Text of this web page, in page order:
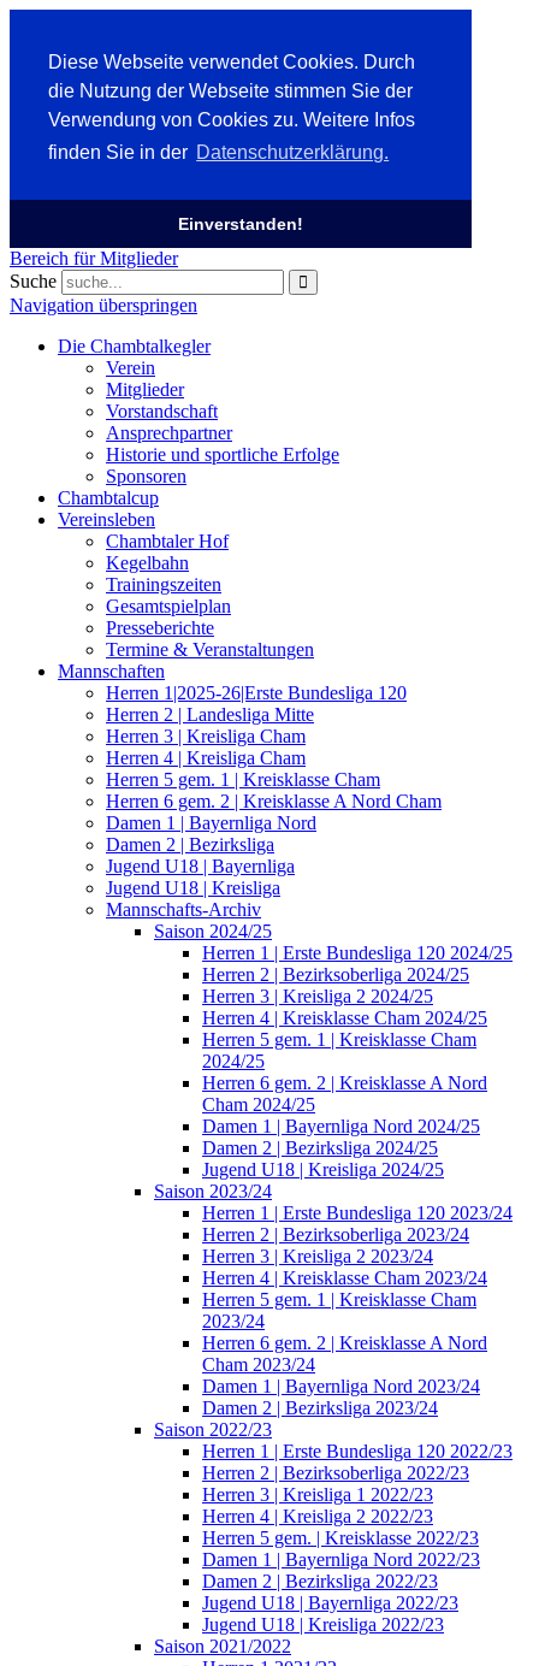
Diese Webseite verwendet Cookies. Durch
die Nutzung der Webseite stimmen Sie der
Verwendung von Cookies zu. Weitere Infos
finden Sie in der Datenschutzerklärung.
Einverstanden!
Bereich für Mitglieder
Suche
Navigation überspringen
Die Chambtalkegler
Verein
Mitglieder
Vorstandschaft
Ansprechpartner
Historie und sportliche Erfolge
Sponsoren
Chambtalcup
Vereinsleben
Chambtaler Hof
Kegelbahn
Trainingszeiten
Gesamtspielplan
Presseberichte
Termine & Veranstaltungen
Mannschaften
Herren 1|2025-26|Erste Bundesliga 120
Herren 2 | Landesliga Mitte
Herren 3 | Kreisliga Cham
Herren 4 | Kreisliga Cham
Herren 5 gem. 1 | Kreisklasse Cham
Herren 6 gem. 2 | Kreisklasse A Nord Cham
Damen 1 | Bayernliga Nord
Damen 2 | Bezirksliga
Jugend U18 | Bayernliga
Jugend U18 | Kreisliga
Mannschafts-Archiv
Saison 2024/25
Herren 1 | Erste Bundesliga 120 2024/25
Herren 2 | Bezirksoberliga 2024/25
Herren 3 | Kreisliga 2 2024/25
Herren 4 | Kreisklasse Cham 2024/25
Herren 5 gem. 1 | Kreisklasse Cham
2024/25
Herren 6 gem. 2 | Kreisklasse A Nord
Cham 2024/25
Damen 1 | Bayernliga Nord 2024/25
Damen 2 | Bezirksliga 2024/25
Jugend U18 | Kreisliga 2024/25
Saison 2023/24
Herren 1 | Erste Bundesliga 120 2023/24
Herren 2 | Bezirksoberliga 2023/24
Herren 3 | Kreisliga 2 2023/24
Herren 4 | Kreisklasse Cham 2023/24
Herren 5 gem. 1 | Kreisklasse Cham
2023/24
Herren 6 gem. 2 | Kreisklasse A Nord
Cham 2023/24
Damen 1 | Bayernliga Nord 2023/24
Damen 2 | Bezirksliga 2023/24
Saison 2022/23
Herren 1 | Erste Bundesliga 120 2022/23
Herren 2 | Bezirksoberliga 2022/23
Herren 3 | Kreisliga 1 2022/23
Herren 4 | Kreisliga 2 2022/23
Herren 5 gem. | Kreisklasse 2022/23
Damen 1 | Bayernliga Nord 2022/23
Damen 2 | Bezirksliga 2022/23
Jugend U18 | Bayernliga 2022/23
Jugend U18 | Kreisliga 2022/23
Saison 2021/2022